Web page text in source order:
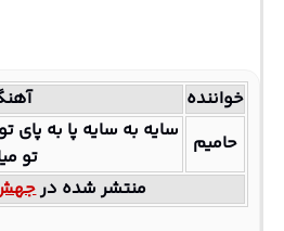
خواننده
حامیم سایه به سایه پا به پای
تو
منتشر شده در